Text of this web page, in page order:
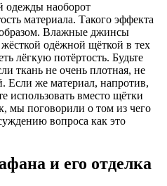
одежды наоборот
материала. Такого эффекта
Влажные джинсы
одёжной щёткой в тех
лёгкую потёртость. Будьте
ткань не очень плотная, не
Если же материал, напротив,
использовать вместо щётки
мы поговорили о том из чего
вопроса как это
и его отделка